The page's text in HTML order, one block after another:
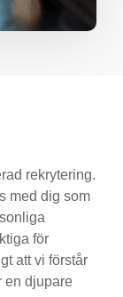
rekrytering.
med dig som
för
att vi förstår
en djupare